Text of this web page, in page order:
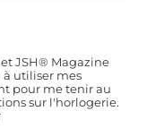
JSH® Magazine
à utiliser mes
pour me tenir au
sur l'horlogerie.